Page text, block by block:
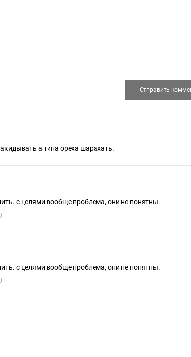
а типа ореха шарахать.
с целями вообще проблема, они не понятны.
с целями вообще проблема, они не понятны.